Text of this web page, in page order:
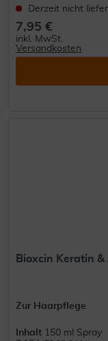
Derzeit nicht
7,95 €
inkl. MwSt.
Versandkosten
Bioxcin Keratin
Zur Haarpflege
Inhalt 150 ml Spray